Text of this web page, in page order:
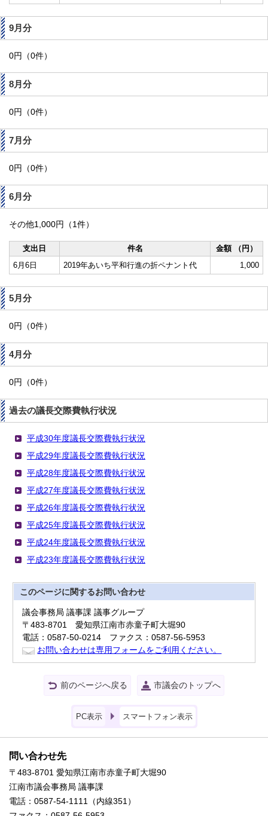
9月分
0円（0件）
8月分
0円（0件）
7月分
0円（0件）
6月分
その他1,000円（1件）
支出日 件名
金額 （円）
6月6日
2019年あいち平和行進の折ペナント代 1,000
5月分
0円（0件）
4月分
0円（0件）
過去の議長交際費執行状況
平成30年度議長交際費執行状況
平成29年度議長交際費執行状況
平成28年度議長交際費執行状況
平成27年度議長交際費執行状況
平成26年度議長交際費執行状況
平成25年度議長交際費執行状況
平成24年度議長交際費執行状況
平成23年度議長交際費執行状況
このページに関するお問い合わせ
議会事務局 議事課 議事グループ
〒483-8701 愛知県江南市赤童子町大堀90
電話：0587-50-0214 ファクス：0587-56-5953
お問い合わせは専用フォームをご利用ください。
前のページへ戻る 市議会のトップへ
PC表示 スマートフォン表示
問い合わせ先
〒483-8701 愛知県江南市赤童子町大堀90
江南市議会事務局 議事課
電話：0587-54-1111（内線351）